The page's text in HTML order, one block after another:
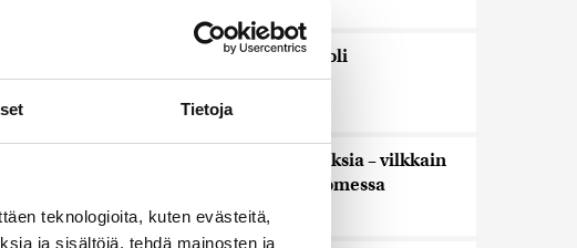
Tietoja
teknologioita, kuten evästeitä,
ja sisältöjä, tehdä mainosten ja
WSJ: Saksassa löytynyt drooni oli
todennäköisesti venäläinen
8.8.2026 16:19
Sikarutto tuo metsästysrajoituksia – vilkkain
metsästyskausi käynnistyy Suomessa
Uutiset | 8.8.2026 15:00